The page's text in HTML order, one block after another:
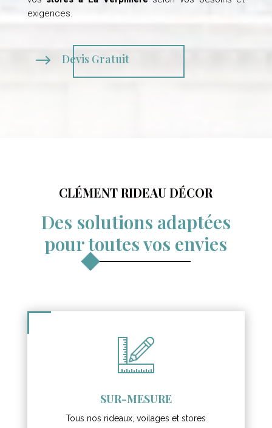
exigences.
$ Devis Gratuit
CLÉMENT RIDEAU DÉCOR
Des solutions adaptées
pour toutes vos envies
SUR-MESURE
Tous nos rideaux, voilages et stores